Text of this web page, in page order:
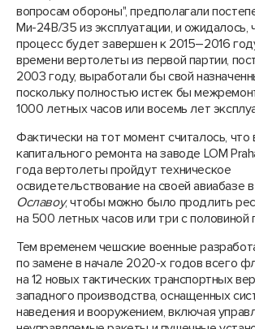
вопросам обороны", предполагали
Ми-24В/35 из эксплуатации, и ожидалось,
процесс будет завершен к 2015–2016
времени вертолеты из первой партии,
2003 году, выработали бы свой
поскольку полностью истек бы
1000 летных часов или восемь лет
Фактически на тот момент считалось, что
капитального ремонта на заводе LOM
года вертолеты пройдут техническое
освидетельствование на своей авиабазе
Ославоу, чтобы можно было продлить
на 500 летных часов или три с половиной
Тем временем чешские военные
по замене в начале 2020-х годов всего
на 12 новых тактических транспортных
западного производства, оснащенных
наведения и вооружением, включая